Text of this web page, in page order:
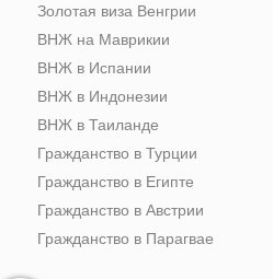
Золотая виза Венгрии
ВНЖ на Маврикии
ВНЖ в Испании
ВНЖ в Индонезии
ВНЖ в Таиланде
Гражданство в Турции
Гражданство в Египте
Гражданство в Австрии
Гражданство в Парагвае